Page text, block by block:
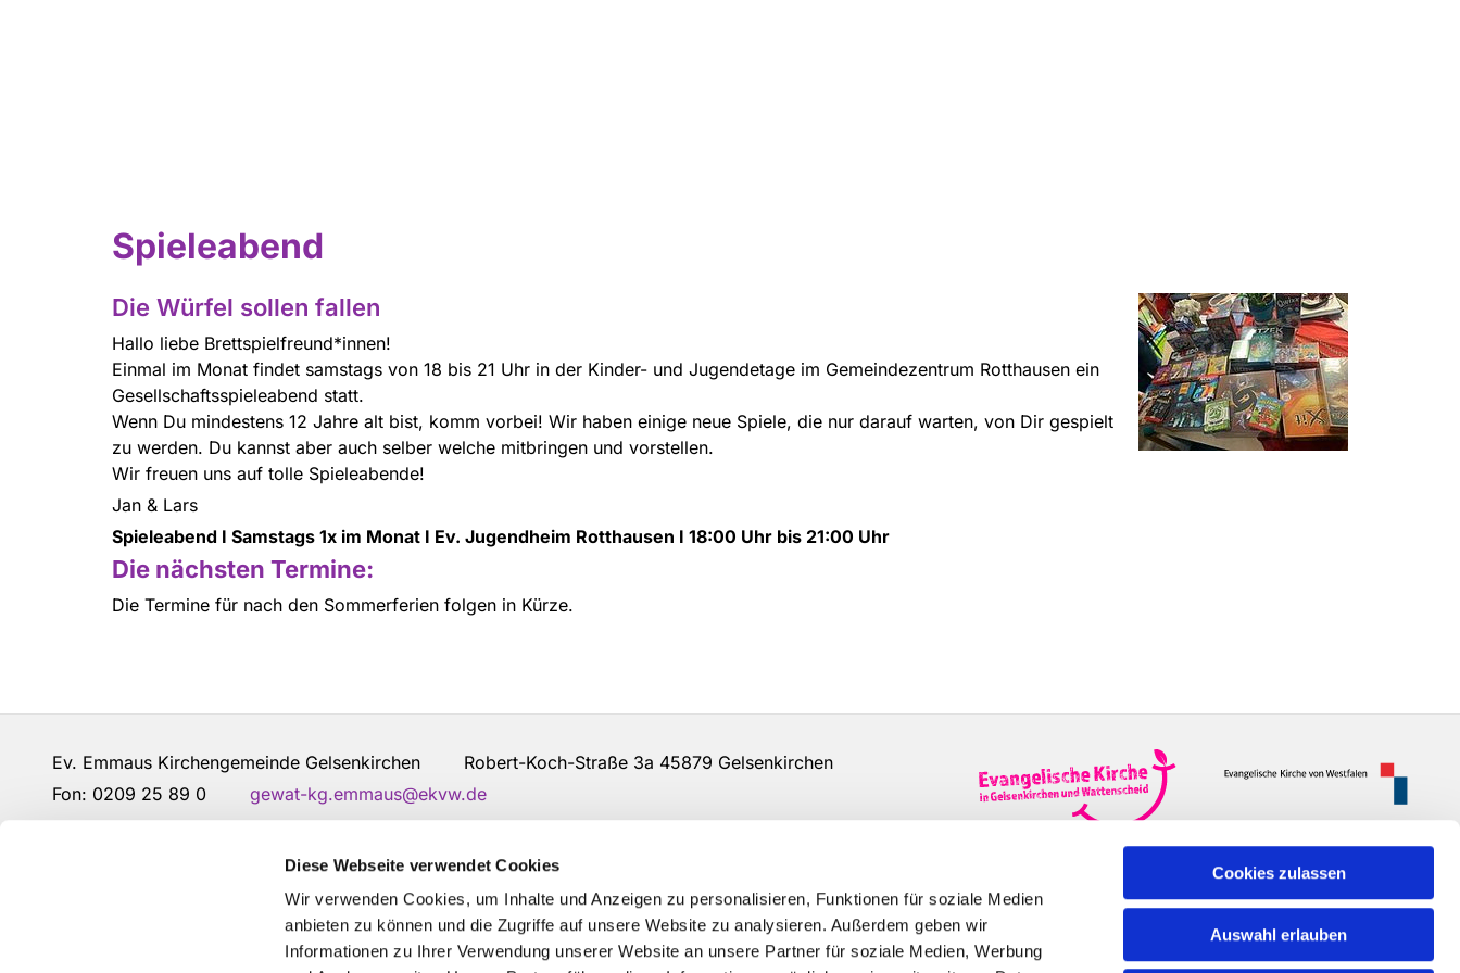
Diese Webseite verwendet Cookies
Wir verwenden Cookies, um Inhalte und Anzeigen zu personalisieren, Funktionen für soziale Medien
anbieten zu können und die Zugriffe auf unsere Website zu analysieren. Außerdem geben wir
Informationen zu Ihrer Verwendung unserer Website an unsere Partner für soziale Medien, Werbung
Cookies zulassen
Auswahl erlauben
Spieleabend
Die Würfel sollen fallen
Hallo liebe Brettspielfreund*innen!
Einmal im Monat findet samstags von 18 bis 21 Uhr in der Kinder- und Jugendetage im Gemeindezentrum Rotthausen ein
Gesellschaftsspieleabend statt.
Wenn Du mindestens 12 Jahre alt bist, komm vorbei! Wir haben einige neue Spiele, die nur darauf warten, von Dir gespielt
zu werden. Du kannst aber auch selber welche mitbringen und vorstellen.
Wir freuen uns auf tolle Spieleabende!
Jan & Lars
Spieleabend I Samstags 1x im Monat I Ev. Jugendheim Rotthausen I 18:00 Uhr bis 21:00 Uhr
Die nächsten Termine:
Die Termine für nach den Sommerferien folgen in Kürze.
Ev. Emmaus Kirchengemeinde Gelsenkirchen Robert-Koch-Straße 3a 45879 Gelsenkirchen
Fon: 0209 25 89 0 gewat-kg.emmaus@ekvw.de